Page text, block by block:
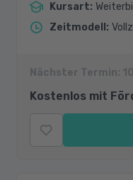
Kursart:
Zeitmodell:
Nächster Termin:
Kostenlos mit